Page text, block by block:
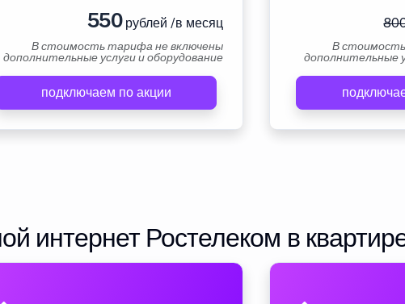
550рублей /в месяц
В стоимость тарифа не включены
дополнительные услуги и оборудование
подключаем по акции
В
дополнительные
интернет Ростелеком в